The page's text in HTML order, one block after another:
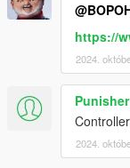
https://
2024.
2024.